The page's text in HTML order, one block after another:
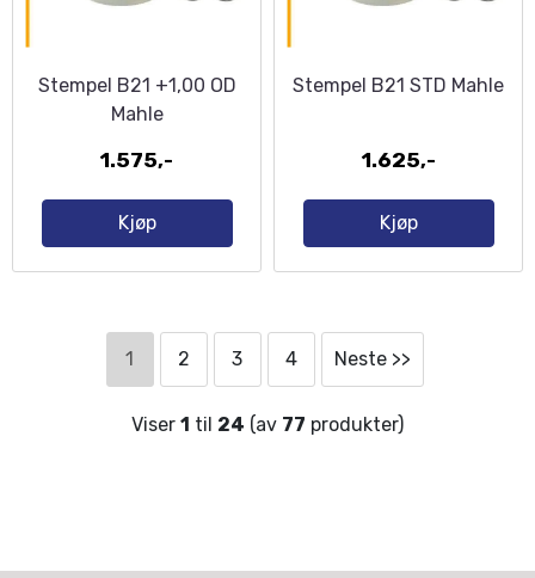
Stempel B21 +1,00 OD
Mahle
1.575,-
Kjøp
Stempel B21 STD Mahle
1.625,-
Kjøp
1 2 3 4 Neste >>
Viser 1 til 24 (av 77 produkter)